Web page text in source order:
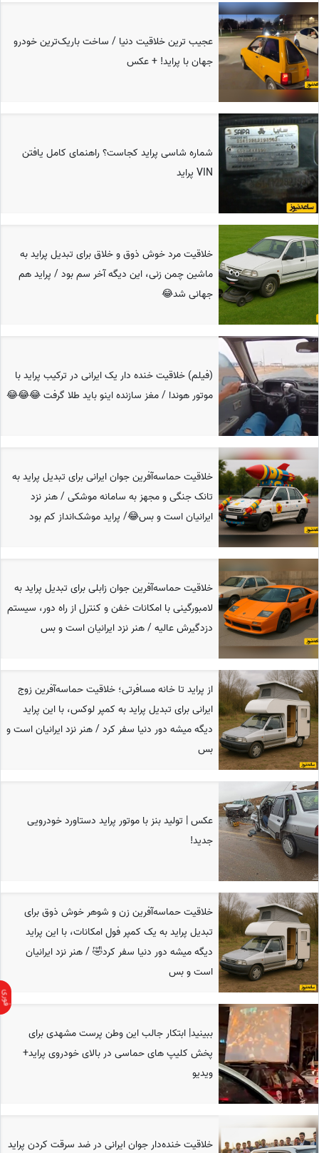
عجیب ترین خلاقیت دنیا / ساخت باریک‌ترین خودرو
جهان با پراید! + عکس
شماره شاسی پراید کجاست؟ راهنمای کامل یافتن
VIN پراید
خلاقیت مرد خوش ذوق و خلاق برای تبدیل پراید به
ماشین چمن زنی، این دیگه آخر سم بود / پراید هم
جهانی شد😂
(فیلم) خلاقیت خنده دار یک ایرانی در ترکیب پراید با
موتور هوندا / مغز سازنده‌ اینو باید طلا گرفت 😂😂😂
خلاقیت حماسه‌آفرین جوان ایرانی برای تبدیل پراید به
تانک جنگی و مجهز به سامانه موشکی / هنر نزد
ایرانیان است و بس😂/ پراید موشک‌انداز کم بود
خلاقیت حماسه‌آفرین جوان زابلی برای تبدیل پراید به
لامبورگینی با امکانات خفن و کنترل از راه دور، سیستم
دزدگیرش عالیه / هنر نزد ایرانیان است و بس
از پراید تا خانه‌ مسافرتی؛ خلاقیت حماسه‌آفرین زوج
ایرانی برای تبدیل پراید به کمپر لوکس، با این پراید
دیگه میشه دور دنیا سفر کرد / هنر نزد ایرانیان است و
بس
عکس | تولید بنز با موتور پراید دستاورد خودرویی
جدید!
خلاقیت حماسه‌آفرین زن و شوهر خوش ذوق برای
تبدیل پراید به یک کمپر فول امکانات، با این پراید
دیگه میشه دور دنیا سفر کرد🤣 / هنر نزد ایرانیان
است و بس
ببینید| ابتکار جالب این وطن پرست مشهدی برای
پخش کلیپ های حماسی در بالای خودروی پراید+
ویدیو
خلاقیت خنده‌دار جوان ایرانی در ضد سرقت کردن پراید